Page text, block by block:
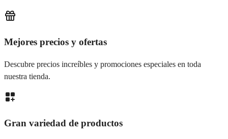
Mejores precios y ofertas
Descubre precios increíbles y promociones especiales en toda
nuestra tienda.
Gran variedad de productos